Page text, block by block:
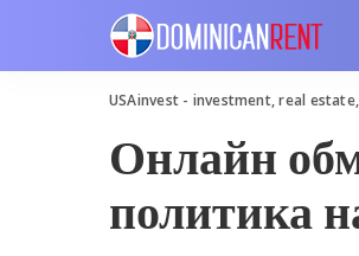
USAinvest - investment, real
Онлайн
политика